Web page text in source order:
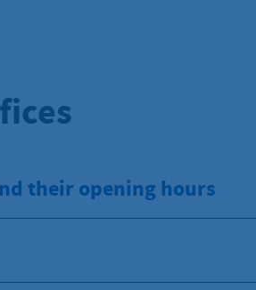
their opening hours